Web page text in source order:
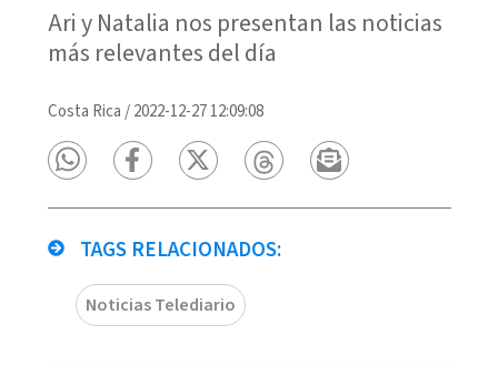
Ari y Natalia nos presentan las noticias
más relevantes del día
Costa Rica /2022-12-27 12:09:08
TAGS RELACIONADOS:
Noticias Telediario